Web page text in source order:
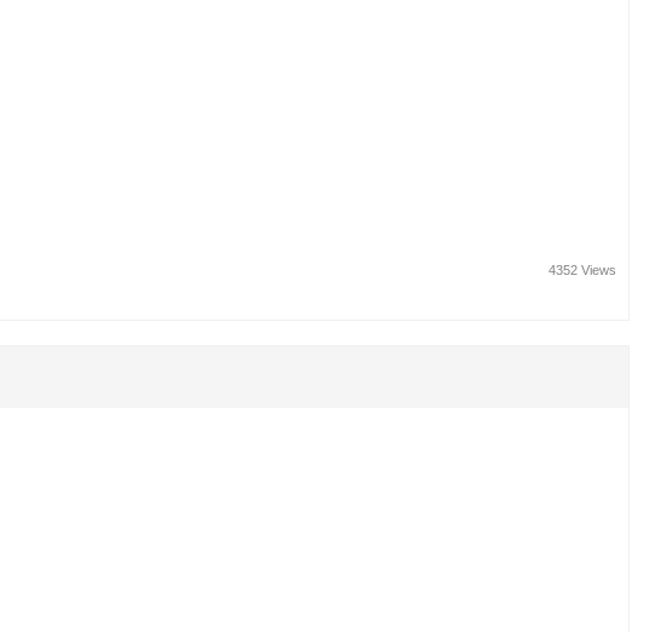
4352 Views